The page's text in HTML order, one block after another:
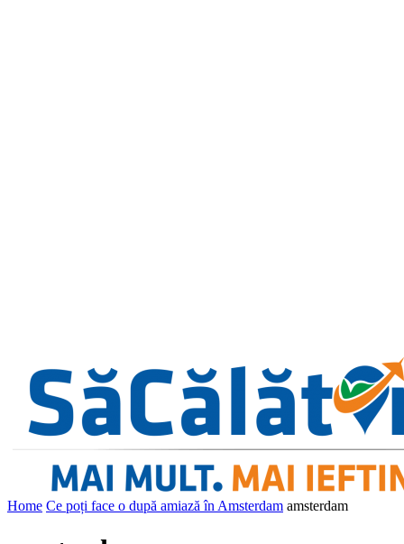
Home Ce poți face o după amiază în Amsterdam amsterdam